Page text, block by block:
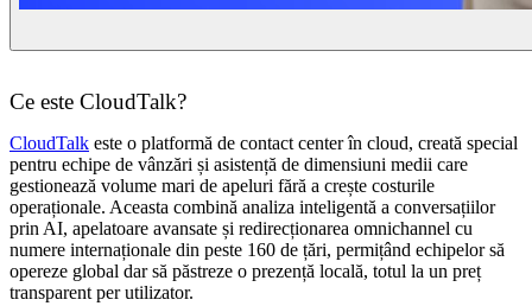
Ce este CloudTalk?
CloudTalk este o platformă de contact center în cloud, creată special
pentru echipe de vânzări și asistență de dimensiuni medii care
gestionează volume mari de apeluri fără a crește costurile
operaționale. Aceasta combină analiza inteligentă a conversațiilor
prin AI, apelatoare avansate și redirecționarea omnichannel cu
numere internaționale din peste 160 de țări, permițând echipelor să
opereze global dar să păstreze o prezență locală, totul la un preț
transparent per utilizator.